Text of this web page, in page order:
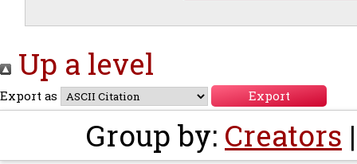
Up a level
Export as
Group by: Creators